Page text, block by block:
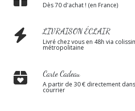
Dès 70 d'achat ! (en France)
LIVRAISON ÉCLAIR
Livré chez vous en 48h via
métropolitaine
Carte Cadeau
A partir de 30 € directement
courrier